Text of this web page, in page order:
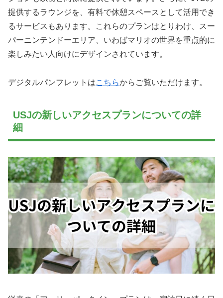
提供するラウンジを、有料で休憩スペースとして活用でき
るサービスもあります。これらのプランはとりわけ、スー
パーニンテンドーエリア、いわばマリオの世界を重点的に
楽しみたい人向けにデザインされています。
デジタルパンフレットはこちらからご覧いただけます。
USJの新しいアクセスプランについての詳
細